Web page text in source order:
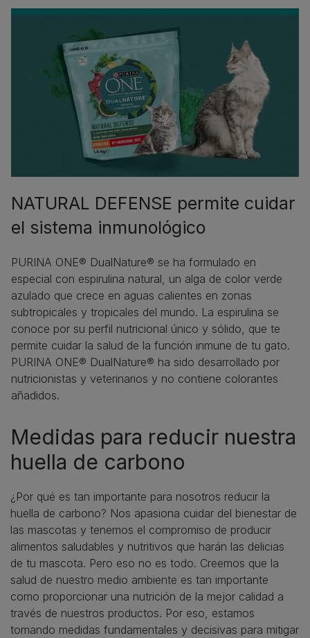
NATURAL DEFENSE permite cuidar
el sistema inmunológico
PURINA ONE® DualNature® se ha formulado en
especial con espirulina natural, un alga de color verde
azulado que crece en aguas calientes en zonas
subtropicales y tropicales del mundo. La espirulina se
conoce por su perfil nutricional único y sólido, que te
permite cuidar la salud de la función inmune de tu gato.
PURINA ONE® DualNature® ha sido desarrollado por
nutricionistas y veterinarios y no contiene colorantes
añadidos.
Medidas para reducir nuestra
huella de carbono
¿Por qué es tan importante para nosotros reducir la
huella de carbono? Nos apasiona cuidar del bienestar de
las mascotas y tenemos el compromiso de producir
alimentos saludables y nutritivos que harán las delicias
de tu mascota. Pero eso no es todo. Creemos que la
salud de nuestro medio ambiente es tan importante
como proporcionar una nutrición de la mejor calidad a
través de nuestros productos. Por eso, estamos
tomando medidas fundamentales y decisivas para mitigar